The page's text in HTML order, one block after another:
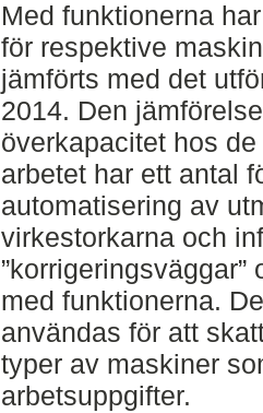
Med funktionerna
för respektive
jämförts med det
2014. Den
överkapacitet hos
arbetet har ett antal
automatisering av
virkestorkarna och
med funktionerna.
användas för att
typer av maskiner
arbetsuppgifter.